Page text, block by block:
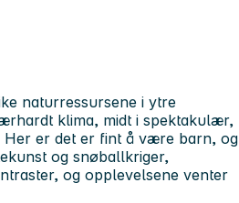
naturressursene i ytre
klima, midt i spektakulær,
Her er det er fint å være barn, og
og snøballkriger,
og opplevelsene venter